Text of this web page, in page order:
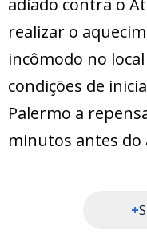
adiado contra o
realizar o
incômodo no
condições de
Palermo a
minutos antes do
+